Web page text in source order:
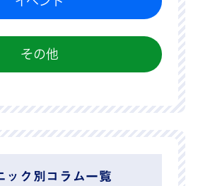
その他
ック別コラム一覧